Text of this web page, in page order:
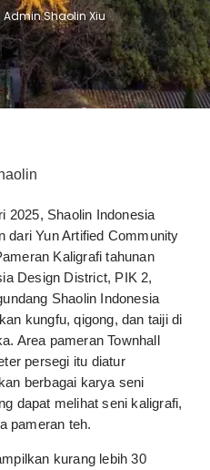
Admin Shaolin Xiu
2025, Shaolin Indonesia
dari Yun Artified Community
Kaligrafi tahunan
Design District, PIK 2,
Shaolin Indonesia
kungfu, qigong, dan taiji di
Area pameran Townhall
persegi itu diatur
berbagai karya seni
dapat melihat seni kaligrafi,
pameran teh.
kurang lebih 30